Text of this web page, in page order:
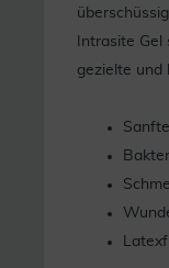
Intrasite
gezielte und